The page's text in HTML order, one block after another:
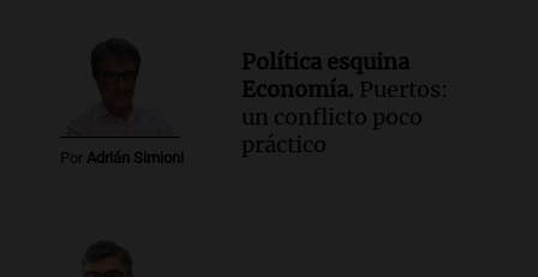
Por Adrián Simioni
Política esquina
Economía. Puertos:
un conflicto poco
práctico